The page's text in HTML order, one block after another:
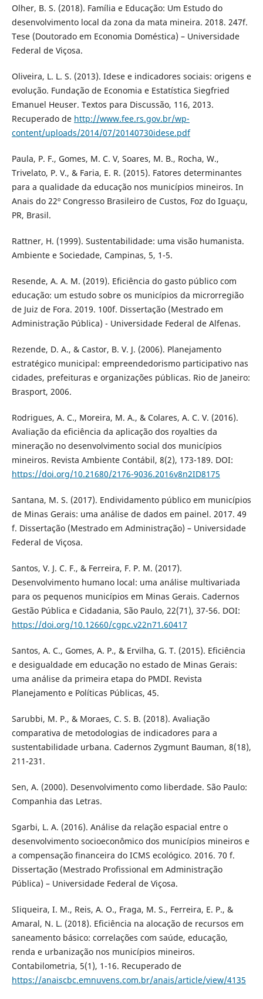
Olher, B. S. (2018). Família e Educação: Um Estudo do
desenvolvimento local da zona da mata mineira. 2018. 247f.
Tese (Doutorado em Economia Doméstica) – Universidade
Federal de Viçosa.
Oliveira, L. L. S. (2013). Idese e indicadores sociais: origens e
evolução. Fundação de Economia e Estatística Siegfried
Emanuel Heuser. Textos para Discussão, 116, 2013.
Recuperado de http://www.fee.rs.gov.br/wp-
content/uploads/2014/07/20140730idese.pdf
Paula, P. F., Gomes, M. C. V, Soares, M. B., Rocha, W.,
Trivelato, P. V., & Faria, E. R. (2015). Fatores determinantes
para a qualidade da educação nos municípios mineiros. In
Anais do 22º Congresso Brasileiro de Custos, Foz do Iguaçu,
PR, Brasil.
Rattner, H. (1999). Sustentabilidade: uma visão humanista.
Ambiente e Sociedade, Campinas, 5, 1-5.
Resende, A. A. M. (2019). Eficiência do gasto público com
educação: um estudo sobre os municípios da microrregião
de Juiz de Fora. 2019. 100f. Dissertação (Mestrado em
Administração Pública) - Universidade Federal de Alfenas.
Rezende, D. A., & Castor, B. V. J. (2006). Planejamento
estratégico municipal: empreendedorismo participativo nas
cidades, prefeituras e organizações públicas. Rio de Janeiro:
Brasport, 2006.
Rodrigues, A. C., Moreira, M. A., & Colares, A. C. V. (2016).
Avaliação da eficiência da aplicação dos royalties da
mineração no desenvolvimento social dos municípios
mineiros. Revista Ambiente Contábil, 8(2), 173-189. DOI:
https://doi.org/10.21680/2176-9036.2016v8n2ID8175
Santana, M. S. (2017). Endividamento público em municípios
de Minas Gerais: uma análise de dados em painel. 2017. 49
f. Dissertação (Mestrado em Administração) – Universidade
Federal de Viçosa.
Santos, V. J. C. F., & Ferreira, F. P. M. (2017).
Desenvolvimento humano local: uma análise multivariada
para os pequenos municípios em Minas Gerais. Cadernos
Gestão Pública e Cidadania, São Paulo, 22(71), 37-56. DOI:
https://doi.org/10.12660/cgpc.v22n71.60417
Santos, A. C., Gomes, A. P., & Ervilha, G. T. (2015). Eficiência
e desigualdade em educação no estado de Minas Gerais:
uma análise da primeira etapa do PMDI. Revista
Planejamento e Políticas Públicas, 45.
Sarubbi, M. P., & Moraes, C. S. B. (2018). Avaliação
comparativa de metodologias de indicadores para a
sustentabilidade urbana. Cadernos Zygmunt Bauman, 8(18),
211-231.
Sen, A. (2000). Desenvolvimento como liberdade. São Paulo:
Companhia das Letras.
Sgarbi, L. A. (2016). Análise da relação espacial entre o
desenvolvimento socioeconômico dos municípios mineiros e
a compensação financeira do ICMS ecológico. 2016. 70 f.
Dissertação (Mestrado Profissional em Administração
Pública) – Universidade Federal de Viçosa.
SIiqueira, I. M., Reis, A. O., Fraga, M. S., Ferreira, E. P., &
Amaral, N. L. (2018). Eficiência na alocação de recursos em
saneamento básico: correlações com saúde, educação,
renda e urbanização nos municípios mineiros.
Contabilometria, 5(1), 1-16. Recuperado de
https://anaiscbc.emnuvens.com.br/anais/article/view/4135